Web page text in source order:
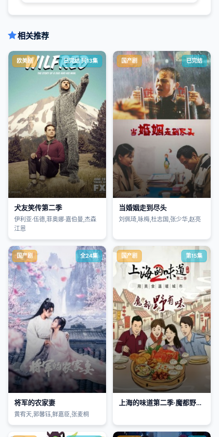
相关推荐
欧美剧 已完结 共13集
犬友笑传第二季
伊利亚·伍德,菲奥娜·嘉伯曼,杰森
江恩
国产剧 已完结
当婚姻走到尽头
刘佩琦,咏梅,杜志国,张少华,赵亮
国产剧 全24集
将军的农家妻
黄宥天,郭馨钰,鲜嘉臣,张麦桐
国产剧 第15集
上海的味道第二季·魔都野有味